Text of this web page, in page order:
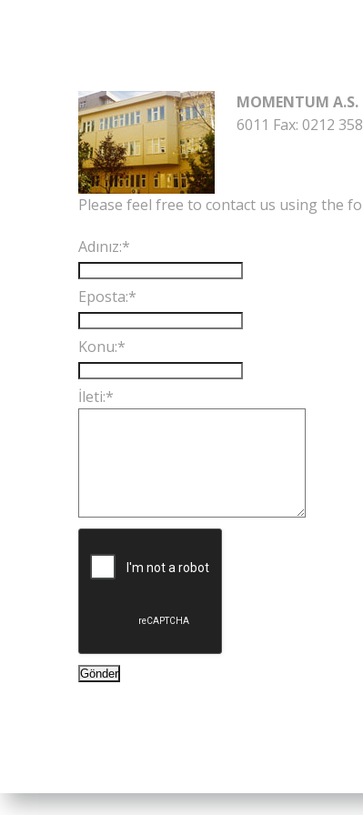
MOMENTUM A.S.
6011 Fax: 0212
Please feel free to contact us using the
Adınız:*
Eposta:*
Konu:*
İleti:*